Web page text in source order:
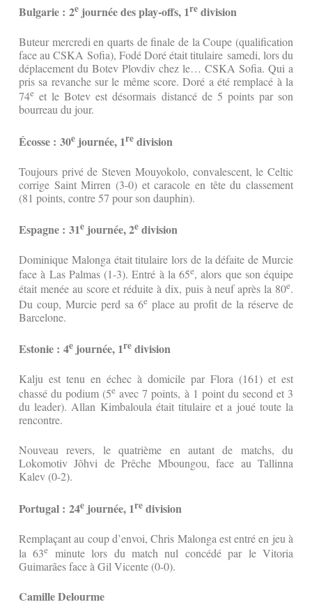
Bulgarie : 2e journée des play-offs, 1re division
Buteur mercredi en quarts de finale de la Coupe (qualification
face au CSKA Sofia), Fodé Doré était titulaire samedi, lors du
déplacement du Botev Plovdiv chez le… CSKA Sofia. Qui a
pris sa revanche sur le même score. Doré a été remplacé à la
74e et le Botev est désormais distancé de 5 points par son
bourreau du jour.
Écosse : 30e journée, 1re division
Toujours privé de Steven Mouyokolo, convalescent, le Celtic
corrige Saint Mirren (3-0) et caracole en tête du classement
(81 points, contre 57 pour son dauphin).
Espagne : 31e journée, 2e division
Dominique Malonga était titulaire lors de la défaite de Murcie
face à Las Palmas (1-3). Entré à la 65e, alors que son équipe
était menée au score et réduite à dix, puis à neuf après la 80e.
Du coup, Murcie perd sa 6e place au profit de la réserve de
Barcelone.
Estonie : 4e journée, 1re division
Kalju est tenu en échec à domicile par Flora (161) et est
chassé du podium (5e avec 7 points, à 1 point du second et 3
du leader). Allan Kimbaloula était titulaire et a joué toute la
rencontre.
Nouveau revers, le quatrième en autant de matchs, du
Lokomotiv Jõhvi de Prêche Mboungou, face au Tallinna
Kalev (0-2).
Portugal : 24e journée, 1re division
Remplaçant au coup d’envoi, Chris Malonga est entré en jeu à
la 63e minute lors du match nul concédé par le Vitoria
Guimarães face à Gil Vicente (0-0).
Camille Delourme